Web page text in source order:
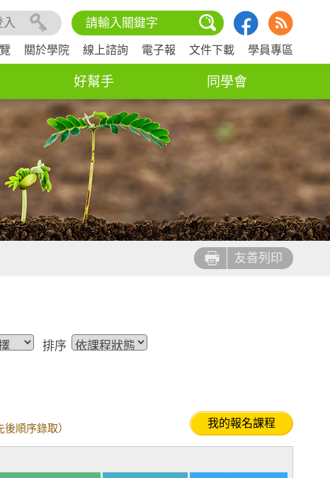
入
關於學院 線上諮詢 電子報 文件下載 學員專區
好幫手 同學會
友善列印
排序
順序錄取） 我的報名課程